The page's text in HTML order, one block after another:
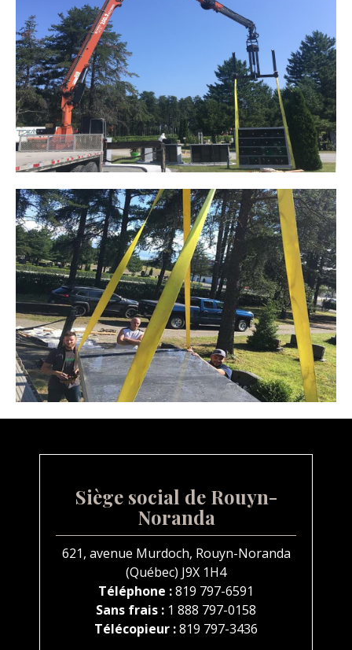
Siège social de Rouyn-
Noranda
621, avenue Murdoch, Rouyn-Noranda
(Québec) J9X 1H4
Téléphone :819 797-6591
Sans frais : 1 888 797-0158
Télécopieur :819 797-3436